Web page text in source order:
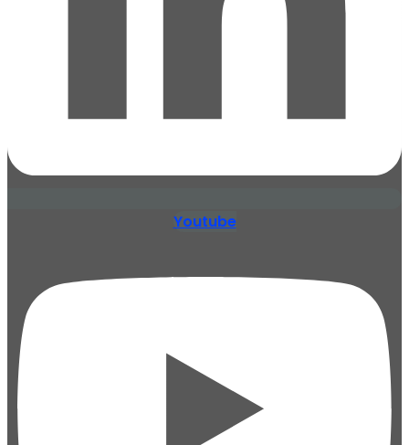
Youtube